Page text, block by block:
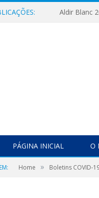
Aldir Blanc
PÁGINA INICIAL O
Home » Boletins COVID-